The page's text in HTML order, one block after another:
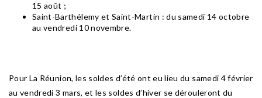
15 août ;
Saint-Barthélemy et Saint-Martin : du samedi 14 octobre
au vendredi 10 novembre.
Pour La Réunion, les soldes d’été ont eu lieu du samedi 4 février
au vendredi 3 mars, et les soldes d’hiver se dérouleront du